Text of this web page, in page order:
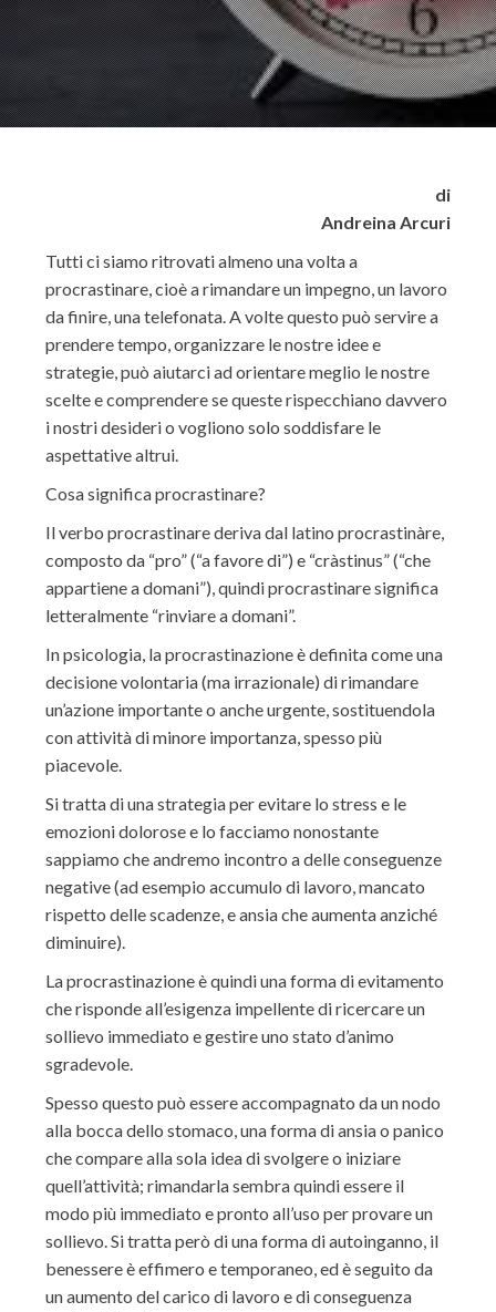
di
Andreina Arcuri
Tutti ci siamo ritrovati almeno una volta a
procrastinare, cioè a rimandare un impegno, un lavoro
da finire, una telefonata. A volte questo può servire a
prendere tempo, organizzare le nostre idee e
strategie, può aiutarci ad orientare meglio le nostre
scelte e comprendere se queste rispecchiano davvero
i nostri desideri o vogliono solo soddisfare le
aspettative altrui.
Cosa significa procrastinare?
Il verbo procrastinare deriva dal latino procrastinàre,
composto da “pro” (“a favore di”) e “cràstinus” (“che
appartiene a domani”), quindi procrastinare significa
letteralmente “rinviare a domani”.
In psicologia, la procrastinazione è definita come una
decisione volontaria (ma irrazionale) di rimandare
un’azione importante o anche urgente, sostituendola
con attività di minore importanza, spesso più
piacevole.
Si tratta di una strategia per evitare lo stress e le
emozioni dolorose e lo facciamo nonostante
sappiamo che andremo incontro a delle conseguenze
negative (ad esempio accumulo di lavoro, mancato
rispetto delle scadenze, e ansia che aumenta anziché
diminuire).
La procrastinazione è quindi una forma di evitamento
che risponde all’esigenza impellente di ricercare un
sollievo immediato e gestire uno stato d’animo
sgradevole.
Spesso questo può essere accompagnato da un nodo
alla bocca dello stomaco, una forma di ansia o panico
che compare alla sola idea di svolgere o iniziare
quell’attività; rimandarla sembra quindi essere il
modo più immediato e pronto all’uso per provare un
sollievo. Si tratta però di una forma di autoinganno, il
benessere è effimero e temporaneo, ed è seguito da
un aumento del carico di lavoro e di conseguenza